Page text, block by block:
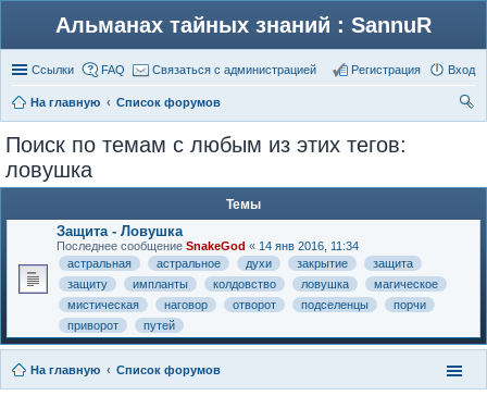
Альманах тайных знаний : SannuR
Ссылки FAQ Связаться с администрацией Вход
Регистрация
На главную
Список форумов
Поиск по темам с любым из этих тегов:
ловушка
Темы
Защита - Ловушка
Последнее сообщение SnakeGod « 14 янв 2016, 11:34
астральная
астральное духи закрытие
защита
защиту
импланты колдовство ловушка
магическое
мистическая
наговор отворот подселенцы
порчи
приворот
путей
На главную Список форумов